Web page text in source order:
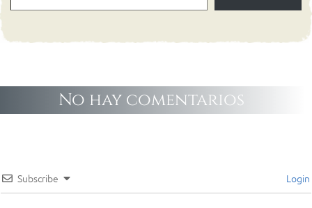
No hay comentarios
Subscribe Login